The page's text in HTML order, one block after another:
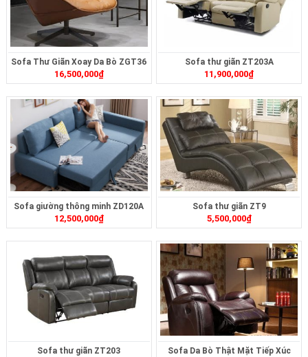
Sofa Thư Giãn Xoay Da Bò ZGT36
16,500,000₫
Sofa thư giãn ZT203A
11,900,000₫
Sofa giường thông minh ZD120A
12,500,000₫
Sofa thư giãn ZT9
5,500,000₫
Sofa thư giãn ZT203
Sofa Da Bò Thật Mặt Tiếp Xúc